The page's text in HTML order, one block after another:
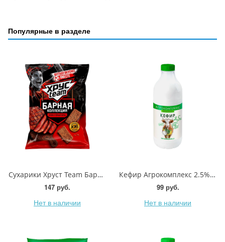
Популярные в разделе
Сухарики Хруст Team Барная коллекция Стейк и черный перец 140г
147 руб.
Нет в наличии
Кефир Агрокомплекс 2.5% 900г
99 руб.
Нет в наличии